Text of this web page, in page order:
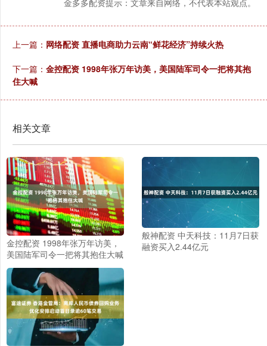
金多多配资提示：文章来自网络，不代表本站观点。
上一篇： 网络配资 直播电商助力云南“鲜花经济”持续火热
下一篇： 金控配资 1998年张万年访美，美国陆军司令一把将其抱
住大喊
相关文章
金控配资 1998年张万年访美，
美国陆军司令一把将其抱住大喊
般神配资 中天科技：11月7日获
融资买入2.44亿元